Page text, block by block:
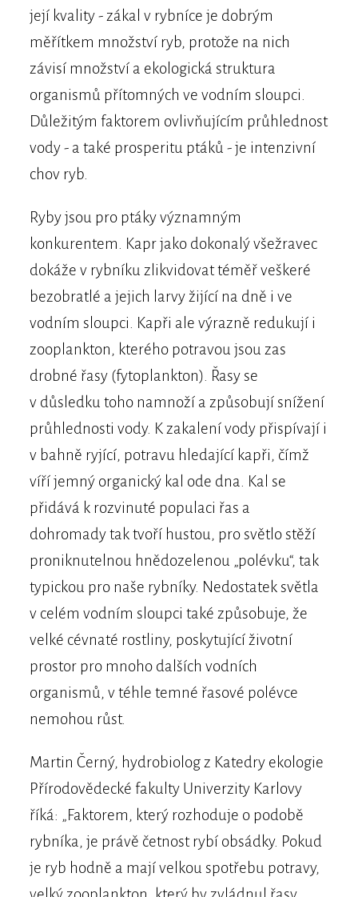
její kvality - zákal v rybníce je dobrým
měřítkem množství ryb, protože na nich
závisí množství a ekologická struktura
organismů přítomných ve vodním sloupci.
Důležitým faktorem ovlivňujícím průhlednost
vody - a také prosperitu ptáků - je intenzivní
chov ryb.
Ryby jsou pro ptáky významným
konkurentem. Kapr jako dokonalý všežravec
dokáže v rybníku zlikvidovat téměř veškeré
bezobratlé a jejich larvy žijící na dně i ve
vodním sloupci. Kapři ale výrazně redukují i
zooplankton, kterého potravou jsou zas
drobné řasy (fytoplankton). Řasy se
v důsledku toho namnoží a způsobují snížení
průhlednosti vody. K zakalení vody přispívají i
v bahně ryjící, potravu hledající kapři, čímž
víří jemný organický kal ode dna. Kal se
přidává k rozvinuté populaci řas a
dohromady tak tvoří hustou, pro světlo stěží
proniknutelnou hnědozelenou „polévku“, tak
typickou pro naše rybníky. Nedostatek světla
v celém vodním sloupci také způsobuje, že
velké cévnaté rostliny, poskytující životní
prostor pro mnoho dalších vodních
organismů, v téhle temné řasové polévce
nemohou růst.
Martin Černý, hydrobiolog z Katedry ekologie
Přírodovědecké fakulty Univerzity Karlovy
říká: „Faktorem, který rozhoduje o podobě
rybníka, je právě četnost rybí obsádky. Pokud
je ryb hodně a mají velkou spotřebu potravy,